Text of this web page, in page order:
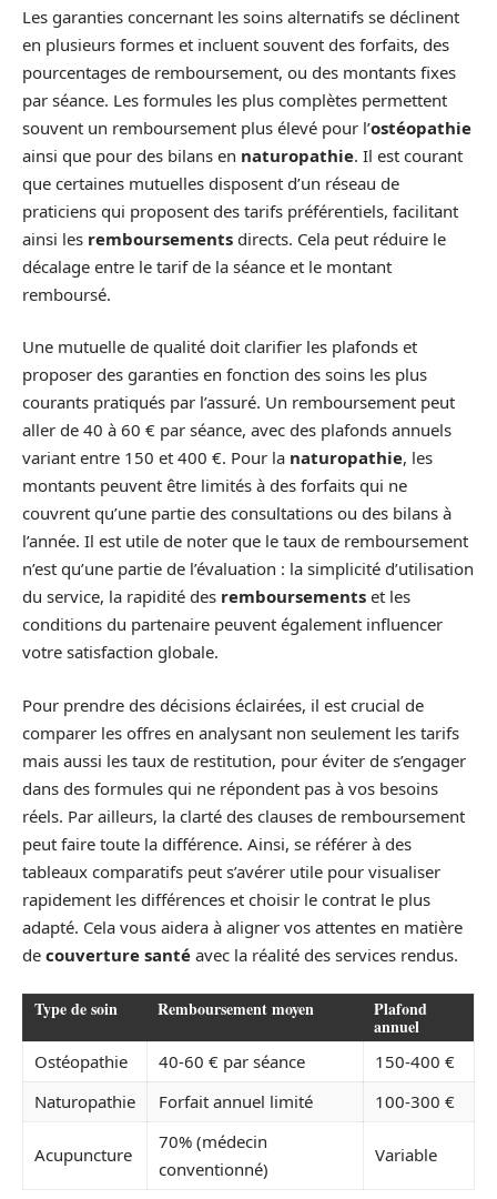
Les garanties concernant les soins alternatifs se déclinent
en plusieurs formes et incluent souvent des forfaits, des
pourcentages de remboursement, ou des montants fixes
par séance. Les formules les plus complètes permettent
souvent un remboursement plus élevé pour l’ostéopathie
ainsi que pour des bilans en naturopathie. Il est courant
que certaines mutuelles disposent d’un réseau de
praticiens qui proposent des tarifs préférentiels, facilitant
ainsi les remboursements directs. Cela peut réduire le
décalage entre le tarif de la séance et le montant
remboursé.
Une mutuelle de qualité doit clarifier les plafonds et
proposer des garanties en fonction des soins les plus
courants pratiqués par l’assuré. Un remboursement peut
aller de 40 à 60 € par séance, avec des plafonds annuels
variant entre 150 et 400 €. Pour la naturopathie, les
montants peuvent être limités à des forfaits qui ne
couvrent qu’une partie des consultations ou des bilans à
l’année. Il est utile de noter que le taux de remboursement
n’est qu’une partie de l’évaluation : la simplicité d’utilisation
du service, la rapidité des remboursements et les
conditions du partenaire peuvent également influencer
votre satisfaction globale.
Pour prendre des décisions éclairées, il est crucial de
comparer les offres en analysant non seulement les tarifs
mais aussi les taux de restitution, pour éviter de s’engager
dans des formules qui ne répondent pas à vos besoins
réels. Par ailleurs, la clarté des clauses de remboursement
peut faire toute la différence. Ainsi, se référer à des
tableaux comparatifs peut s’avérer utile pour visualiser
rapidement les différences et choisir le contrat le plus
adapté. Cela vous aidera à aligner vos attentes en matière
de couverture santé avec la réalité des services rendus.
Type de soin Remboursement moyen Plafond
annuel
Ostéopathie 40-60 € par séance
150-400 €
Naturopathie
Forfait annuel limité 100-300 €
Acupuncture
70% (médecin
conventionné)
Variable